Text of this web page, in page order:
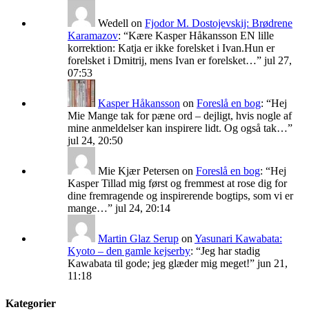
Wedell on Fjodor M. Dostojevskij: Brødrene
Karamazov: “Kære Kasper Håkansson EN lille
korrektion: Katja er ikke forelsket i Ivan.Hun er
forelsket i Dmitrij, mens Ivan er forelsket…” jul 27,
07:53
Kasper Håkansson on Foreslå en bog: “Hej
Mie Mange tak for pæne ord – dejligt, hvis nogle af
mine anmeldelser kan inspirere lidt. Og også tak…”
jul 24, 20:50
Mie Kjær Petersen on Foreslå en bog: “Hej
Kasper Tillad mig først og fremmest at rose dig for
dine fremragende og inspirerende bogtips, som vi er
mange…” jul 24, 20:14
Martin Glaz Serup on Yasunari Kawabata:
Kyoto – den gamle kejserby: “Jeg har stadig
Kawabata til gode; jeg glæder mig meget!” jun 21,
11:18
Kategorier